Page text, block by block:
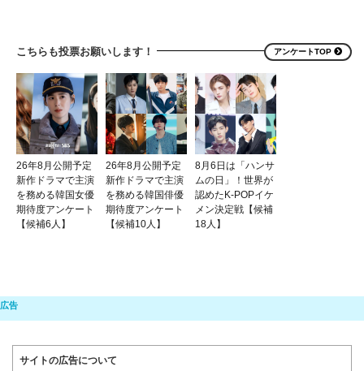
こちらも投票お願いします！ アンケートTOP
26年8月公開予定
新作ドラマで主演
を務める韓国女優
期待度アンケート
【候補6人】
26年8月公開予定
新作ドラマで主演
を務める韓国俳優
期待度アンケート
【候補10人】
8月6日は「ハンサ
ムの日」！世界が
認めたK-POPイケ
メン決定戦【候補
18人】
サイトの広告について